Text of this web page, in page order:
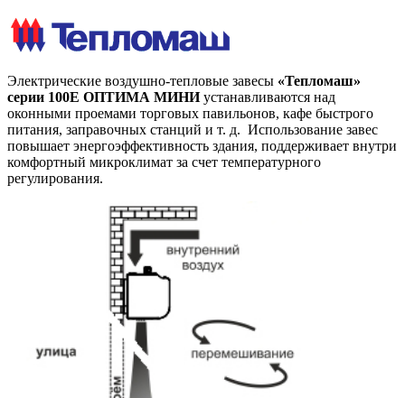
Электрические воздушно-тепловые завесы «Тепломаш»
серии 100Е ОПТИМА МИНИустанавливаются над
оконными проемами торговых павильонов, кафе быстрого
питания, заправочных станций и т. д. Использование завес
повышает энергоэффективность здания, поддерживает внутри
комфортный микроклимат за счет температурного
регулирования.